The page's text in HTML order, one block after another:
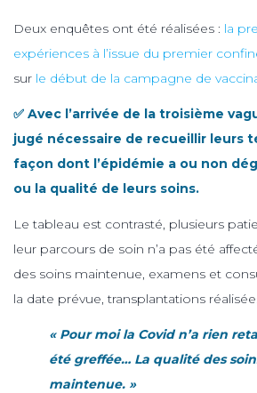
Deux enquêtes ont été réalisées : la
expériences à l’issue du premier
sur le début de la campagne de
✅ Avec l’arrivée de la troisième
jugé nécessaire de recueillir leurs
façon dont l’épidémie a ou non
ou la qualité de leurs soins.
Le tableau est contrasté, plusieurs
leur parcours de soin n’a pas été
des soins maintenue, examens et
la date prévue, transplantations
« Pour moi la Covid n’a rien
été greffée… La qualité des
maintenue. »